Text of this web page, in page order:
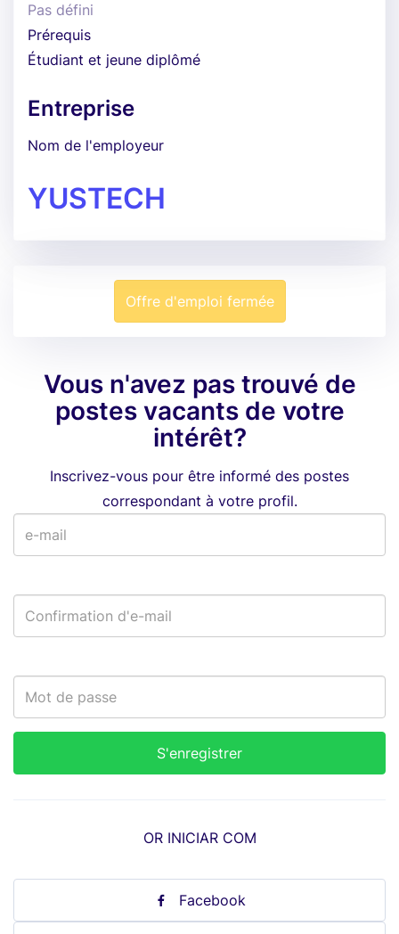
Pas défini
Prérequis
Étudiant et jeune diplômé
Entreprise
Nom de l'employeur
YUSTECH
Offre d'emploi fermée
Vous n'avez pas trouvé de
postes vacants de votre
intérêt?
Inscrivez-vous pour être informé des postes
correspondant à votre profil.
OR INICIAR COM
Facebook